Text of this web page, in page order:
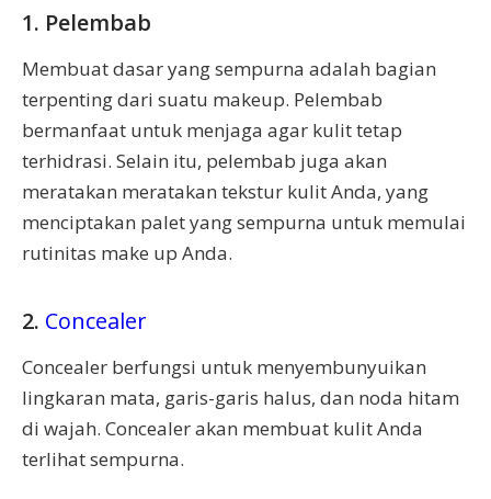
1. Pelembab
Membuat dasar yang sempurna adalah bagian
terpenting dari suatu makeup. Pelembab
bermanfaat untuk menjaga agar kulit tetap
terhidrasi. Selain itu, pelembab juga akan
meratakan meratakan tekstur kulit Anda, yang
menciptakan palet yang sempurna untuk memulai
rutinitas make up Anda.
2. Concealer
Concealer berfungsi untuk menyembunyuikan
lingkaran mata, garis-garis halus, dan noda hitam
di wajah. Concealer akan membuat kulit Anda
terlihat sempurna.